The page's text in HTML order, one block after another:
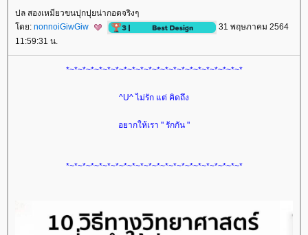
ปล สองเหมียวขนปุกปุยน่ากอดจริงๆ
ดย: nonnoiGiwGiw
31 พฤษภาคม 2564
11:59:31 น.
*~*~*~*~*~*~*~*~*~*~*~*~*~*~*~*~*~*~*~*~*~*
^U^ ไม่รัก แต่ คิดถึง
อยากให้เรา " รักกัน "
*~*~*~*~*~*~*~*~*~*~*~*~*~*~*~*~*~*~*~*~*~*